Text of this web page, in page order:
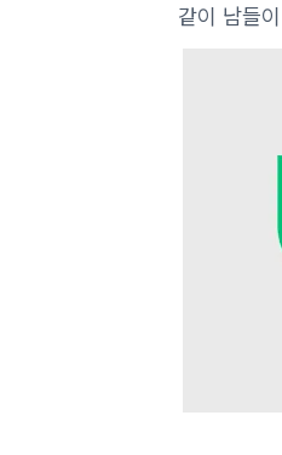
같이 남들